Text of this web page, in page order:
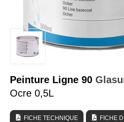
ÉQUIPEMENT ATELIER
INSTALLATION LABO
TUTORIEL & CONSEILS
Peinture Ligne 90
Ocre 0,5L
FICHE TECHNIQUE FICHE